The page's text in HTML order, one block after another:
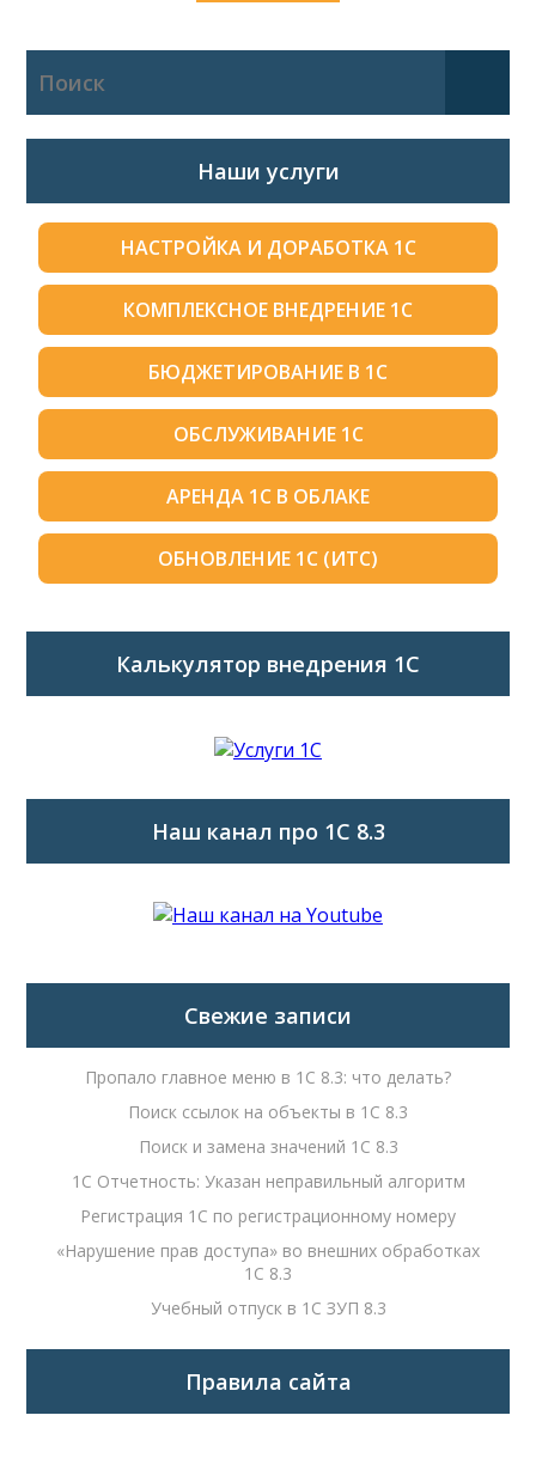
Наши услуги
НАСТРОЙКА И ДОРАБОТКА 1С
КОМПЛЕКСНОЕ ВНЕДРЕНИЕ 1С
БЮДЖЕТИРОВАНИЕ В 1С
ОБСЛУЖИВАНИЕ 1С
АРЕНДА 1С В ОБЛАКЕ
ОБНОВЛЕНИЕ 1С (ИТС)
Калькулятор внедрения 1C
Наш канал про 1С 8.3
Свежие записи
Пропало главное меню в 1С 8.3: что делать?
Поиск ссылок на объекты в 1С 8.3
Поиск и замена значений 1С 8.3
1С Отчетность: Указан неправильный алгоритм
Регистрация 1С по регистрационному номеру
«Нарушение прав доступа» во внешних обработках
1С 8.3
Учебный отпуск в 1С ЗУП 8.3
Правила сайта